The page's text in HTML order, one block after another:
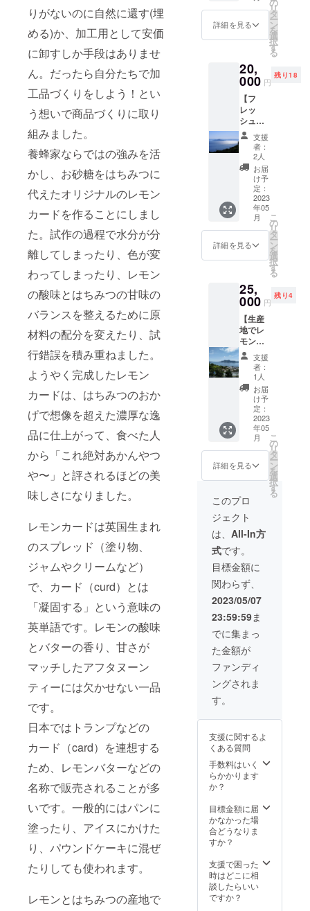
りがないのに自然に還す(埋
める)か、加工用として安価
に卸すしか手段はありませ
ん。だったら自分たちで加
工品づくりをしよう！とい
う想いで商品づくりに取り
組みました。
養蜂家ならではの強みを活
かし、お砂糖をはちみつに
代えたオリジナルのレモン
カードを作ることにしまし
た。試作の過程で水分が分
離してしまったり、色が変
わってしまったり、レモン
の酸味とはちみつの甘味の
バランスを整えるために原
材料の配分を変えたり、試
行錯誤を積み重ねました。
ようやく完成したレモン
カードは、はちみつのおか
げで想像を超えた濃厚な逸
品に仕上がって、食べた人
から「これ絶対あかんやつ
や〜」と評されるほどの美
味しさになりました。
レモンカードは英国生まれ
のスプレッド（塗り物、
ジャムやクリームなど）
で、カード（curd）とは
「凝固する」という意味の
英単語です。レモンの酸味
とバターの香り、甘さが
マッチしたアフタヌーン
ティーには欠かせない一品
です。
日本ではトランプなどの
カード（card）を連想する
ため、レモンバターなどの
名称で販売されることが多
いです。一般的にはパンに
塗ったり、アイスにかけた
り、パウンドケーキに混ぜ
たりしても使われます。
レモンとはちみつの産地で
なって
いま
す。
するリ
とパッ
ケージ
ザイン
が異な
る場合
があり
ますの
で、あ
らかじ
めご了
承くだ
さい。
つを
います
ので、1
児には
与えな
いでく
ださい
※パッ
ケージ
デザイ
ンは現
在も調
整し続
けてい
ます。
実際に
お届け
するリ
とパッ
ケージ
ザイン
が異な
る場合
があり
ますの
で、あ
らかじ
めご了
承くだ
さい。
焼いて
送いた
しま
のお届
けを予
定して
いま
す。 ・
焼ける
日程が
確定し
だい
「活動
報告」
でご案
内いた
します
ので、
お受け
取り願
『檸檬
の初
恋』の
食品表
示は下
記のと
おりで
す。 名
称：レ
モンス
プレッ
ド 原
材料
名：は
ちみつ
産）、
レモン
卵黄
（卵）
、無塩
バター
内容
量：
120g 賞
味期
限：製
造より
6ヶ月
保存方
法：冷
暗所保
存 『ス
コー
ン』の
食品表
す。 名
称：焼
子 原
材料
麦（北
海道
産）、
アーモ
プード
ル、豆
乳、食
用オ
リーブ
す。 ご
訪問の
時期に
容が変
わりま
す。 4
月：レ
モン園
（開花
前）、
みつば
ちの巣
箱の中
5月：レ
モン園
（花が
咲いて
いま
みつば
ちの巣
月：レ
モン園
（実は
まだで
きてい
ませ
ん）、
みつば
ちの巣
箱の中
2月~3
月：レ
モン園
（収穫
済）、
紅八朔
※11月
「レモ
ン狩り
ツ
アー」
のみと
させて
いただ
きま
す。 ー
所要時
間：2時
間程度
ー予約
方法：
メール
で日時
調整 ー
有効期
.31 （お
願い事
項） ・
みつば
ちの巣
箱の中
の際
は、明
るい色
ズボン)
と長靴
をご用
意くだ
にあ
る、は
でレモ
ンの木
を1本、
植えて
みませ
んか？
植え付
けた後
の管理
ははつ
はな果
蜂園で
行いま
すが、
もちろ
んお手
伝いい
ん(笑)。
果実が
成るの
は3〜4
年後で
す。レ
モン園
の風景
を思い
起こし
なが
ら、
『檸檬
の初
恋』を
上がり
くださ
ターン
のお届
け予定
時期に
の初
恋』1本
と招待
状をお
送りい
たしま
す。 ー
所要時
間：2時
間程度
ー予約
方法：
メール
有効期
限：
2025.12
.31 （お
願い事
項） ・
期は5月
上旬で
調整さ
い。 ・
現地ま
での交
通費は
大野の
人気店
リスト
ラン
トーマ
スさん
で、
『檸檬
の初
恋』を
ふんだ
んに
使った
コース
料理を
味わい
ましょ
う。
『檸檬
の初
恋』を
たお客
様が楽
しんで
いただ
けるよ
う、
オー
ナー
シェフ
の増本
さんと
一緒に
レシピ
の開発
をすす
めてい
ます。
プ、メ
ピザに
最後は
スイー
ツま
で。こ
んなに
活用の
幅があ
と驚き
まし
た。 リ
ターン
のお届
け予定
時期に
恋』1本
と招待
状をお
送りい
たしま
す。
項） ・
ご来店
日は後
ル調整
をお願
いいた
しま
詳細を見る
リ
タ
ー
ン
を
選
択
す
る
20,
000 円
残り18
【フ
レッ
シュな
香りに
包まれ
るレモ
ン狩り
アー】
5000円
分のご
支援内
容
（『檸
檬の初
恋』1本
シェフ
監修
『檸檬
の初
恋』満
喫レシ
ピ）に
加え、
レモン
とはち
みつの
ふるさ
と、広
島県江
田島市
沖美町
にあ
果蜂園
の園地
でレモ
ンの収
穫体験
ができ
ます。
リター
ンのお
届け予
定時期
に『檸
檬の初
恋』1本
と招待
状をお
送りい
たしま
時期に
よって
レモン
の状態
が変わ
りま
リーン
レモン
（果皮
です
が、香
りが強
く爽や
支援
者：
2人
お届
け予
定：
2023
年05
月
詳細を見る
こ
の
リ
タ
ー
ン
を
選
択
す
る
25,
000 円
残り4
【生産
地でレ
モン狩
りツ
アー＋
レモン
カード
を一緒
につく
う！】
【フ
レッ
シュな
香りに
包まれ
るレモ
ン狩り
ツ
アー】
のご支
援内容
に加
え、レ
モン
カード
の製造
をお願
いして
いる
AMFar
mの天
野さん
に手ほ
なが
『檸檬
の初
恋』を
一緒に
作って
しょ
う！ リ
ターン
のお届
時期に
『檸檬
の初
恋』1本
支援
者：
1人
お届
け予
定：
2023
年05
月
詳細を見る
こ
の
リ
タ
ー
ン
を
選
択
す
る
このプロ
ジェクト
は、 All-In方
式です。
目標金額に
関わらず、
2023/05/07
23:59:59ま
でに集まっ
た金額が
ファンディ
ングされま
す。
支援に関するよ
くある質問
手数料はいく
らかかります
か？
目標金額に届
かなかった場
合どうなりま
すか？
支援で困った
時はどこに相
談したらいい
ですか？